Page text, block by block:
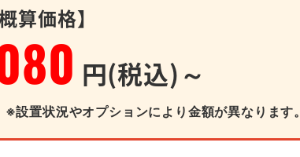
概算価格】
円(税込)～
※設置状況やオプションにより金額が異なります。